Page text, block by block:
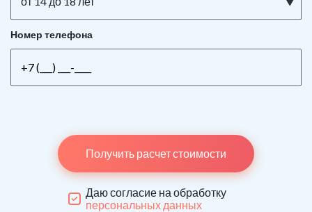
Номер телефона
Получить расчет стоимости
Даю согласие на обработку
персональных данных